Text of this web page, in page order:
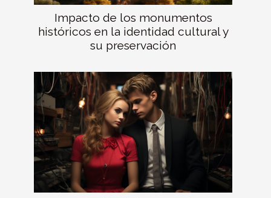
Impacto de los monumentos
históricos en la identidad cultural y
su preservación